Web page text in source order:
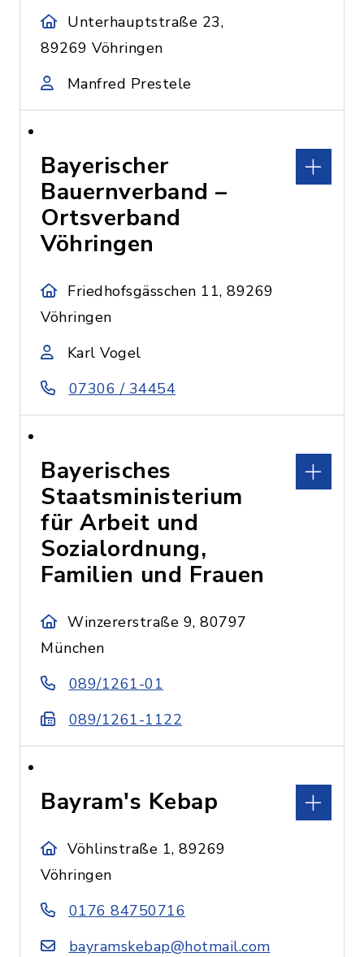
Unterhauptstraße 23,
89269 Vöhringen
Manfred Prestele
Bayerischer
Bauernverband –
Ortsverband
Vöhringen
Friedhofsgässchen 11, 89269
Vöhringen
Karl Vogel
07306 / 34454
Bayerisches
Staatsministerium
für Arbeit und
Sozialordnung,
Familien und Frauen
Winzererstraße 9, 80797
München
089/1261-01
089/1261-1122
Bayram's Kebap
Vöhlinstraße 1, 89269
Vöhringen
0176 84750716
bayramskebap@hotmail.com